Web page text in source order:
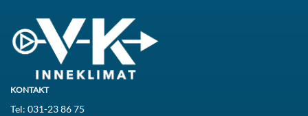
KONTAKT
Tel: 031-23 86 75